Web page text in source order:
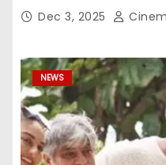
Dec 3, 2025
NEWS